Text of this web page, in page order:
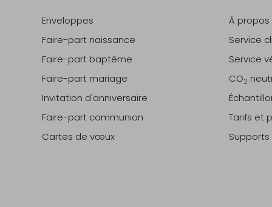
Enveloppes
Faire-part naissance
Faire-part baptême
Faire-part mariage
Invitation d'anniversaire
Faire-part communion
Cartes de vœux
À
Service
Service
CO2
Tarifs et
Supports